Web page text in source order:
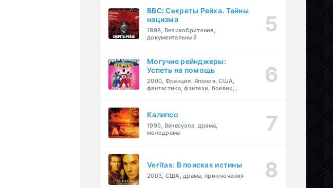
BBC: Секреты Рейха. Тайны
нацизма
1998, Великобритания,
документальный
Могучие рейнджеры:
Успеть на помощь
2000, Франция, Япония, США,
фантастика, фэнтези, боевик,
Калипсо
1999, Венесуэла, драма,
мелодрама
Veritas: В поисках истины
2003, США, драма, приключения